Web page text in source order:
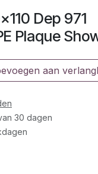
Dep 971
Plaque
aan
30 dagen